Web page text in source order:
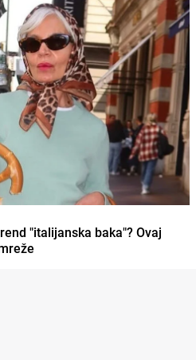
"italijanska baka"? Ovaj